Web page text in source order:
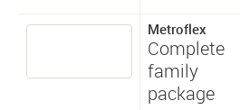
Metroflex
Complete
family
package